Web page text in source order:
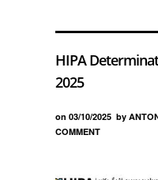
HIPA
2025
on 03/10/2025 by
COMMENT